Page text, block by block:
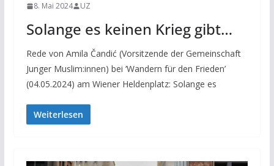
8. Mai 2024 UZ
Solange es keinen Krieg gibt…
Rede von Amila Čandić (Vorsitzende der Gemeinschaft
Junger Muslim:innen) bei ‘Wandern für den Frieden’
(04.05.2024) am Wiener Heldenplatz: Solange es
Weiterlesen